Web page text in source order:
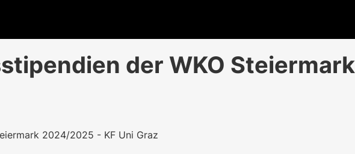
der WKO
2024/2025 - KF Uni Graz